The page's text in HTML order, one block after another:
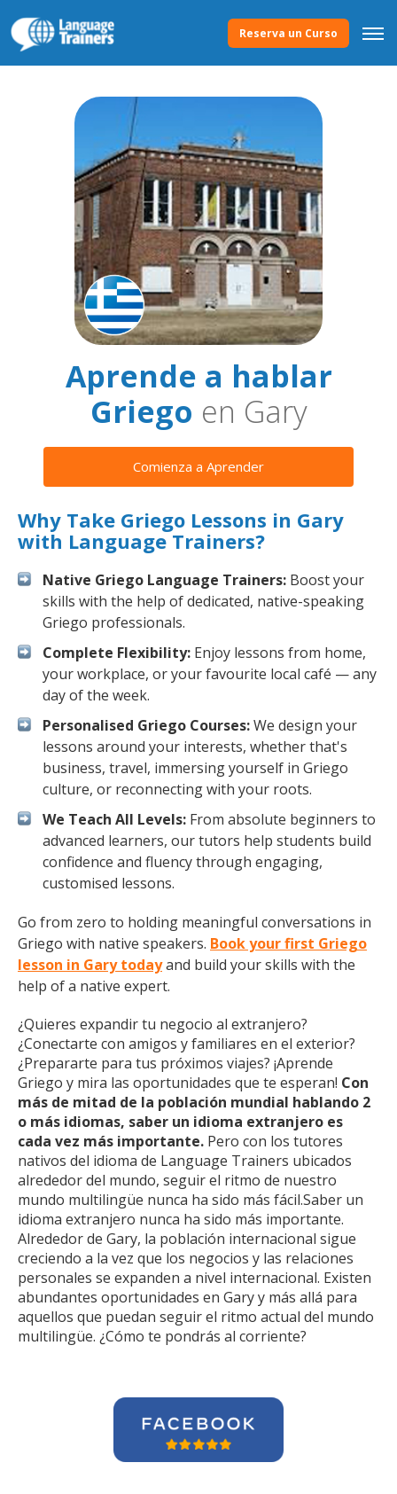
Reserva un Curso
Aprende a hablar
Griego en Gary
Comienza a Aprender
Why Take Griego Lessons in Gary
with Language Trainers?
Native Griego Language Trainers: Boost your
skills with the help of dedicated, native-speaking
Griego professionals.
Complete Flexibility: Enjoy lessons from home,
your workplace, or your favourite local café — any
day of the week.
Personalised Griego Courses:We design your
lessons around your interests, whether that's
business, travel, immersing yourself in Griego
culture, or reconnecting with your roots.
We Teach All Levels: From absolute beginners to
advanced learners, our tutors help students build
confidence and fluency through engaging,
customised lessons.
Go from zero to holding meaningful conversations in
Griego with native speakers. Book your first Griego
lesson in Gary todayand build your skills with the
help of a native expert.
¿Quieres expandir tu negocio al extranjero?
¿Conectarte con amigos y familiares en el exterior?
¿Prepararte para tus próximos viajes? ¡Aprende
Griego y mira las oportunidades que te esperan! Con
más de mitad de la población mundial hablando 2
o más idiomas, saber un idioma extranjero es
cada vez más importante. Pero con los tutores
nativos del idioma de Language Trainers ubicados
alrededor del mundo, seguir el ritmo de nuestro
mundo multilingüe nunca ha sido más fácil.Saber un
idioma extranjero nunca ha sido más importante.
Alrededor de Gary, la población internacional sigue
creciendo a la vez que los negocios y las relaciones
personales se expanden a nivel internacional. Existen
abundantes oportunidades en Gary y más allá para
aquellos que puedan seguir el ritmo actual del mundo
multilingüe. ¿Cómo te pondrás al corriente?